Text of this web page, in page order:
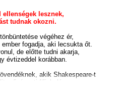
lesznek,
tudnak okozni.
végéhez ér,
fogadja, aki lecsukta őt.
de előtte tudni akarja,
évtizeddel korábban.
akik Shakespeare-t
művészeti főiskolán.